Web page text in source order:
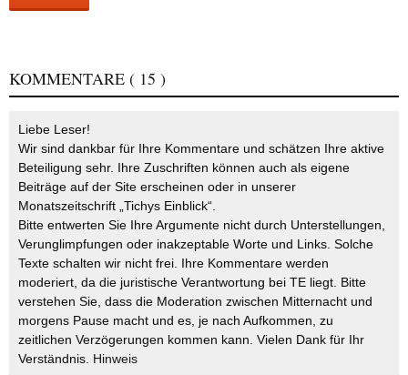
KOMMENTARE ( 15 )
Liebe Leser!
Wir sind dankbar für Ihre Kommentare und schätzen Ihre aktive
Beteiligung sehr. Ihre Zuschriften können auch als eigene
Beiträge auf der Site erscheinen oder in unserer
Monatszeitschrift „Tichys Einblick“.
Bitte entwerten Sie Ihre Argumente nicht durch Unterstellungen,
Verunglimpfungen oder inakzeptable Worte und Links. Solche
Texte schalten wir nicht frei. Ihre Kommentare werden
moderiert, da die juristische Verantwortung bei TE liegt. Bitte
verstehen Sie, dass die Moderation zwischen Mitternacht und
morgens Pause macht und es, je nach Aufkommen, zu
zeitlichen Verzögerungen kommen kann. Vielen Dank für Ihr
Verständnis. Hinweis